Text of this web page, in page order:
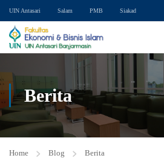
UIN Antasari Salam PMB Siakad
Berita
Home Blog Berita